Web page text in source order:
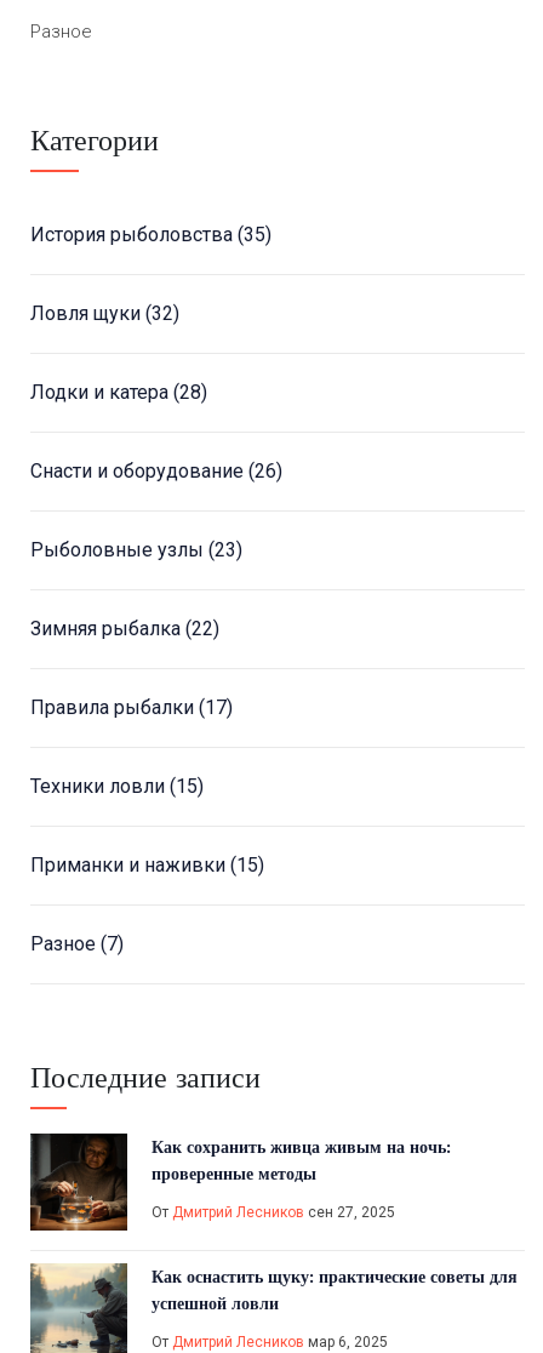
Разное
Категории
История рыболовства (35)
Ловля щуки (32)
Лодки и катера (28)
Снасти и оборудование (26)
Рыболовные узлы (23)
Зимняя рыбалка (22)
Правила рыбалки (17)
Техники ловли (15)
Приманки и наживки (15)
Разное (7)
Последние записи
Как сохранить живца живым на ночь:
проверенные методы
От Дмитрий Лесников сен 27, 2025
Как оснастить щуку: практические советы для
успешной ловли
От Дмитрий Лесников мар 6, 2025